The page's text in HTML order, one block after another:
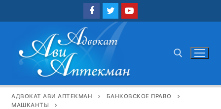
Найти:
АДВОКАТ АВИ АПТЕКМАН
БАНКОВСКОЕ ПРАВО
МАШКАНТЫ